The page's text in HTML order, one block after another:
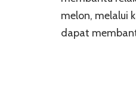
melon, melalui
dapat